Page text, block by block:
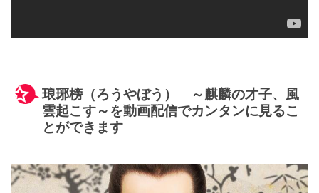
琅琊榜（ろうやぼう） ～麒麟の才子、風
雲起こす～を動画配信でカンタンに見るこ
とができます